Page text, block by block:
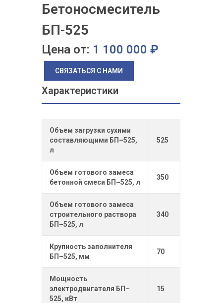
Бетоносмеситель
БП-525
Цена от: 1 100 000 ₽
СВЯЗАТЬСЯ С НАМИ
Характеристики
Объем загрузки сухими
составляющими БП–525,
л
525
Объем готового замеса
бетонной смеси БП–525, л
350
Объем готового замеса
строительного раствора
БП–525, л
340
Крупность заполнителя
БП–525, мм
70
Мощность
электродвигателя БП–
525, кВт
15